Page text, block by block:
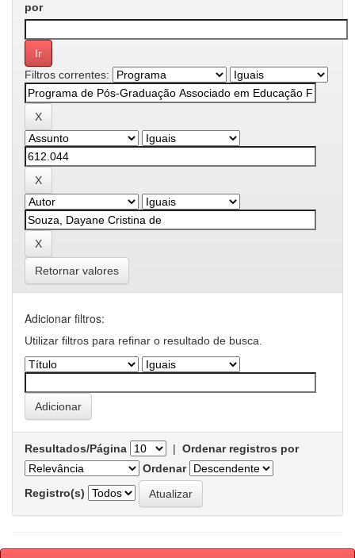
por
Filtros correntes:
Retornar valores
Adicionar filtros:
Utilizar filtros para refinar o resultado de busca.
Resultados/Página | Ordenar registros por
Ordenar
Registro(s)